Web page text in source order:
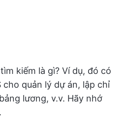
kiếm là gì? Ví dụ, đó có
cho quản lý dự án, lập chỉ
lương, v.v. Hãy nhớ